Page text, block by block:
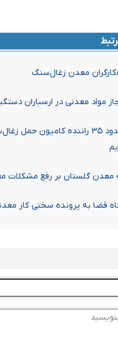
معدن زغال‌سنگ
مواد معدنی در ارسباران
اعتصاب حدود ۳۵ راننده
معدن گلستان بر رفع
قضا به پرونده سختی کار